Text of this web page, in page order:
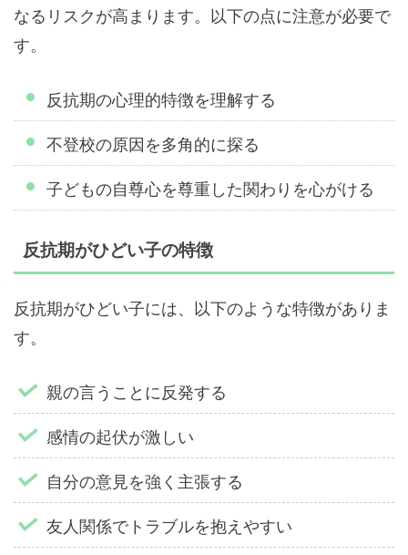
なるリスクが高まります。以下の点に注意が必要で
す。
反抗期の心理的特徴を理解する
不登校の原因を多角的に探る
子どもの自尊心を尊重した関わりを心がける
反抗期がひどい子の特徴
反抗期がひどい子には、以下のような特徴がありま
す。
親の言うことに反発する
感情の起伏が激しい
自分の意見を強く主張する
友人関係でトラブルを抱えやすい